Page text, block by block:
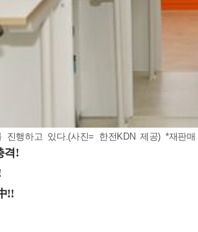
진행하고 있다.(사진= 한전KDN 제공) *재판